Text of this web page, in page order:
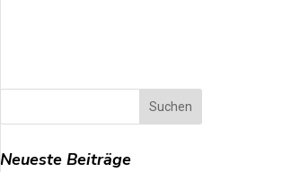
Neueste Beiträge